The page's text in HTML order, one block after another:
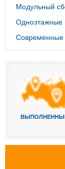
Модульный
Одноэтажные